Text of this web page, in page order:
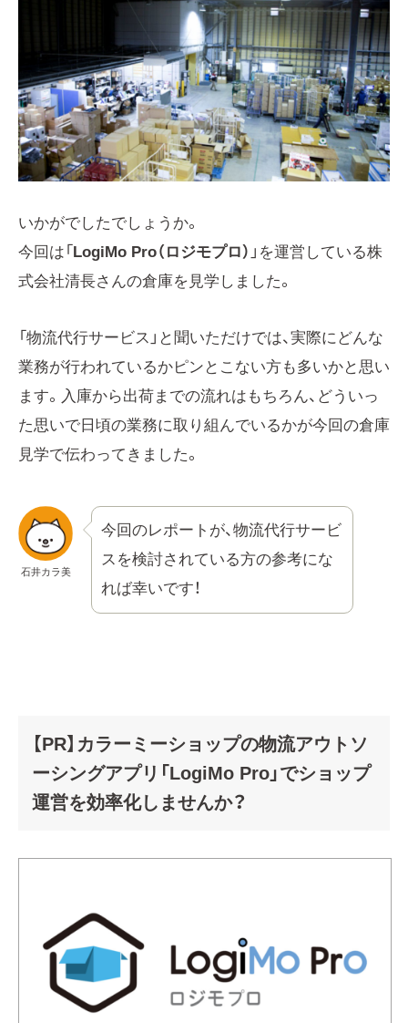
いかがでしたでしょうか。
今回は「 LogiMo Pro（ロジモプロ） 」を運営している株
式会社清長さんの倉庫を見学しました。
「物流代行サービス」と聞いただけでは、実際にどんな
業務が行われているかピンとこない方も多いかと思い
ます。入庫から出荷までの流れはもちろん、どういっ
た思いで日頃の業務に取り組んでいるかが今回の倉庫
見学で伝わってきました。
石井カラ美
今回のレポートが、物流代行サービ
スを検討されている方の参考にな
れば幸いです！
【PR】カラーミーショップの物流アウトソ
ーシングアプリ「LogiMo Pro」でショップ
運営を効率化しませんか？